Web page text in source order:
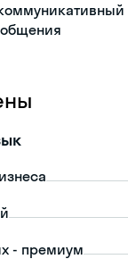
- премиум